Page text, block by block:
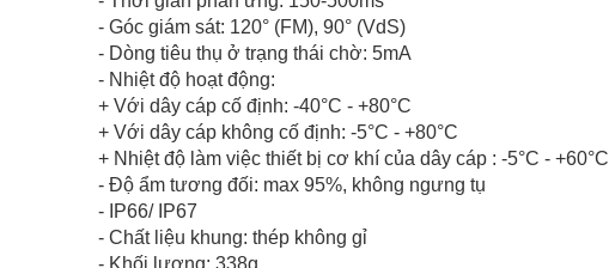
- Góc giám sát: 120° (FM), 90° (VdS)
- Dòng tiêu thụ ở trạng thái chờ: 5mA
- Nhiệt độ hoạt động:
+ Với dây cáp cố định: -40°C - +80°C
+ Với dây cáp không cố định: -5°C - +80°C
+ Nhiệt độ làm việc thiết bị cơ khí của dây cáp : -5°C - +60°C
- Độ ẩm tương đối: max 95%, không ngưng tụ
- IP66/ IP67
- Chất liệu khung: thép không gỉ